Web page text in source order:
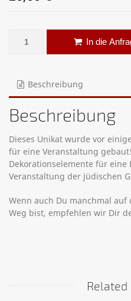
Wegweiser Tel Aviv Menge
In die
Beschreibung
Beschreibung
Dieses Unikat wurde vor
für eine Veranstaltung
Dekorationselemente für eine
Veranstaltung der jüdischen
Wenn auch Du manchmal
Weg bist, empfehlen wir Dir